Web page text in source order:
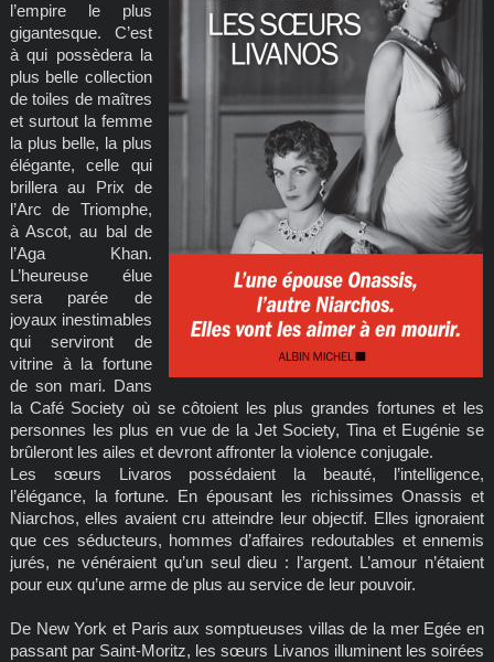
l’empire le plus
gigantesque. C’est
à qui possèdera la
plus belle collection
de toiles de maîtres
et surtout la femme
la plus belle, la plus
élégante, celle qui
brillera au Prix de
l’Arc de Triomphe,
à Ascot, au bal de
l’Aga Khan.
L’heureuse élue
sera parée de
joyaux inestimables
qui serviront de
vitrine à la fortune
de son mari. Dans
la Café Society où se côtoient les plus grandes fortunes et les
personnes les plus en vue de la Jet Society, Tina et Eugénie se
brûleront les ailes et devront affronter la violence conjugale.
Les sœurs Livaros possédaient la beauté, l’intelligence,
l’élégance, la fortune. En épousant les richissimes Onassis et
Niarchos, elles avaient cru atteindre leur objectif. Elles ignoraient
que ces séducteurs, hommes d’affaires redoutables et ennemis
jurés, ne vénéraient qu’un seul dieu : l’argent. L’amour n’étaient
pour eux qu’une arme de plus au service de leur pouvoir.
De New York et Paris aux somptueuses villas de la mer Egée en
passant par Saint-Moritz, les sœurs Livanos illuminent les soirées